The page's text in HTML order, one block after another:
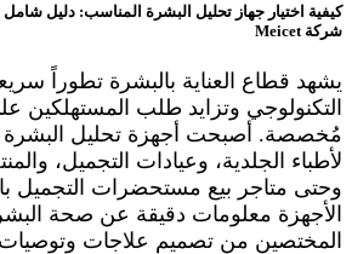
كيفية اختيار جهاز تحليل البشرة المناسب: دليل
شركة Meicet
يشهد قطاع العناية بالبشرة تطوراً
التكنولوجي وتزايد طلب المستهلكين
مُخصصة. أصبحت أجهزة تحليل البشرة
لأطباء الجلدية، وعيادات التجميل،
وحتى متاجر بيع مستحضرات التجميل
الأجهزة معلومات دقيقة عن صحة
المختصين من تصميم علاجات